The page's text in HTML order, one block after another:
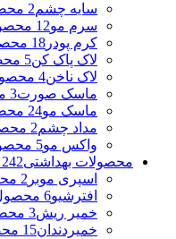
سایه چشم2 محصول
سرم مو12 محصول
کرم پودر 18 محصول
لاک پاک کن5 محصول
لاک ناخن4 محصول
ماسک صورت3 محصول
ماسک مو24 محصول
مداد چشم2 محصول
واکس مو5 محصول
محصولات بهداشتی242 محصول
اسپری موبر 2 محصول
افترشیو6 محصول
خمیر ریش3 محصول
خمیردندان15 محصول